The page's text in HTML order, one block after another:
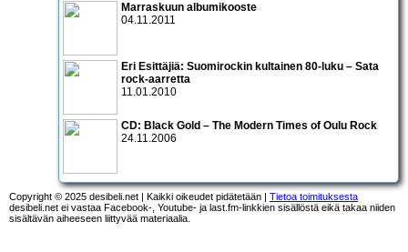
Marraskuun albumikooste
04.11.2011
Eri Esittäjiä: Suomirockin kultainen 80-luku – Sata
rock-aarretta
11.01.2010
CD: Black Gold – The Modern Times of Oulu Rock
24.11.2006
Copyright © 2025 desibeli.net | Kaikki oikeudet pidätetään | Tietoa toimituksesta
desibeli.net ei vastaa Facebook-, Youtube- ja last.fm-linkkien sisällöstä eikä takaa niiden
sisältävän aiheeseen liittyvää materiaalia.